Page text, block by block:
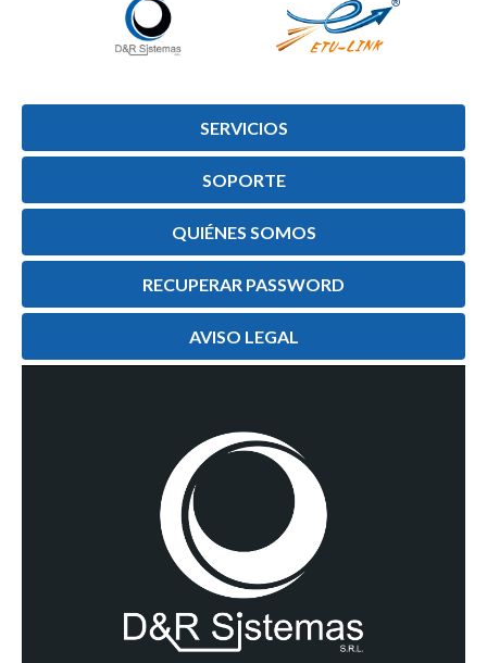
SERVICIOS
SOPORTE
QUIÉNES SOMOS
RECUPERAR PASSWORD
AVISO LEGAL